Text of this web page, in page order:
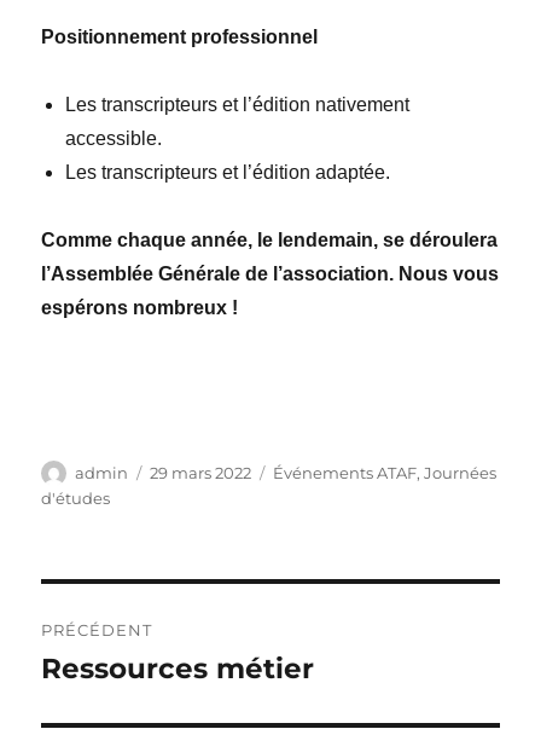
Positionnement professionnel
Les transcripteurs et l’édition nativement
accessible.
Les transcripteurs et l’édition adaptée.
Comme chaque année, le lendemain, se déroulera
l’Assemblée Générale de l’association. Nous vous
espérons nombreux !
Auteur
admin
Publié
29 mars 2022 Catégories
Événements ATAF,Journées
d'études
de
PRÉCÉDENT
Publication
Ressources métier